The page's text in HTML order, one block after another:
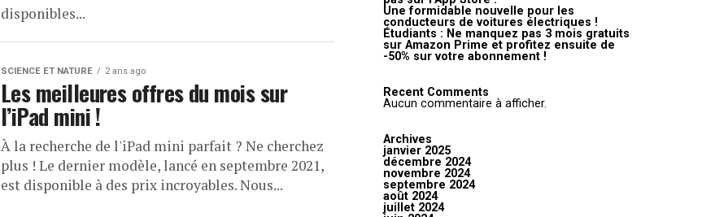
disponibles...
SCIENCE ET NATURE 2 ans ago
Les meilleures offres du mois sur
l’iPad mini !
À la recherche de l'iPad mini parfait ? Ne cherchez
plus ! Le dernier modèle, lancé en septembre 2021,
est disponible à des prix incroyables. Nous...
Une formidable nouvelle pour les
conducteurs de voitures électriques !
Étudiants : Ne manquez pas 3 mois gratuits
sur Amazon Prime et profitez ensuite de
-50% sur votre abonnement !
Recent Comments
Aucun commentaire à afficher.
Archives
janvier 2025
décembre 2024
novembre 2024
septembre 2024
août 2024
juillet 2024